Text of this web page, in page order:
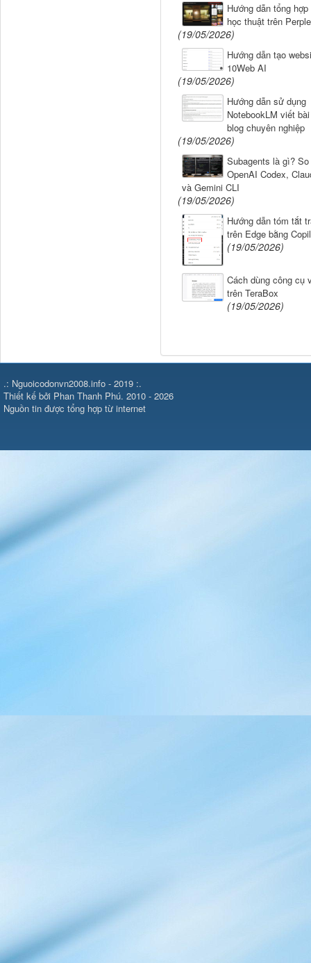
Hướng dẫn tổng
học thuật trên
(19/05/2026)
Hướng dẫn tạo
10Web AI
(19/05/2026)
Hướng dẫn sử dụng
NotebookLM viết
blog chuyên nghiệp
(19/05/2026)
Subagents là gì?
OpenAI Codex,
và Gemini CLI
(19/05/2026)
Hướng dẫn tóm tắt
trên Edge bằng
(19/05/2026)
Cách dùng công cụ
trên TeraBox
(19/05/2026)
.: Nguoicodonvn2008.info - 2019 :.
Thiết kế bởi Phan Thanh Phú. 2010 - 2026
Nguồn tin được tổng hợp từ internet